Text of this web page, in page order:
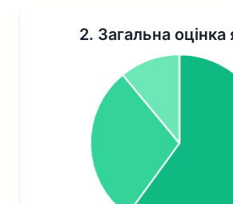
2. Загальна оцінка